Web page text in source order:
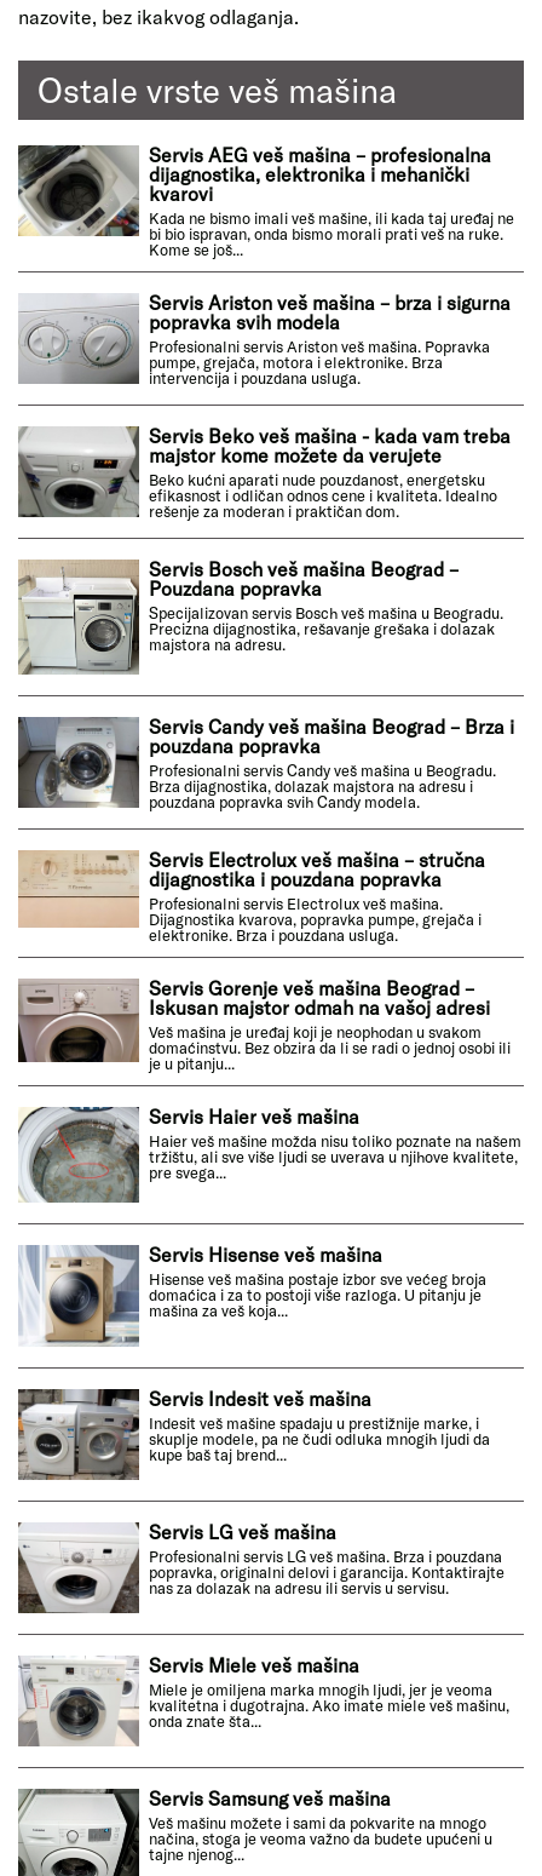
nazovite, bez ikakvog odlaganja.
Ostale vrste veš mašina
Servis AEG veš mašina – profesionalna
dijagnostika, elektronika i mehanički
kvarovi
Kada ne bismo imali veš mašine, ili kada taj uređaj ne
bi bio ispravan, onda bismo morali prati veš na ruke.
Kome se još...
Servis Ariston veš mašina – brza i sigurna
popravka svih modela
Profesionalni servis Ariston veš mašina. Popravka
pumpe, grejača, motora i elektronike. Brza
intervencija i pouzdana usluga.
Servis Beko veš mašina - kada vam treba
majstor kome možete da verujete
Beko kućni aparati nude pouzdanost, energetsku
efikasnost i odličan odnos cene i kvaliteta. Idealno
rešenje za moderan i praktičan dom.
Servis Bosch veš mašina Beograd –
Pouzdana popravka
Specijalizovan servis Bosch veš mašina u Beogradu.
Precizna dijagnostika, rešavanje grešaka i dolazak
majstora na adresu.
Servis Candy veš mašina Beograd – Brza i
pouzdana popravka
Profesionalni servis Candy veš mašina u Beogradu.
Brza dijagnostika, dolazak majstora na adresu i
pouzdana popravka svih Candy modela.
Servis Electrolux veš mašina – stručna
dijagnostika i pouzdana popravka
Profesionalni servis Electrolux veš mašina.
Dijagnostika kvarova, popravka pumpe, grejača i
elektronike. Brza i pouzdana usluga.
Servis Gorenje veš mašina Beograd –
Iskusan majstor odmah na vašoj adresi
Veš mašina je uređaj koji je neophodan u svakom
domaćinstvu. Bez obzira da li se radi o jednoj osobi ili
je u pitanju...
Servis Haier veš mašina
Haier veš mašine možda nisu toliko poznate na našem
tržištu, ali sve više ljudi se uverava u njihove kvalitete,
pre svega...
Servis Hisense veš mašina
Hisense veš mašina postaje izbor sve većeg broja
domaćica i za to postoji više razloga. U pitanju je
mašina za veš koja...
Servis Indesit veš mašina
Indesit veš mašine spadaju u prestižnije marke, i
skuplje modele, pa ne čudi odluka mnogih ljudi da
kupe baš taj brend...
Servis LG veš mašina
Profesionalni servis LG veš mašina. Brza i pouzdana
popravka, originalni delovi i garancija. Kontaktirajte
nas za dolazak na adresu ili servis u servisu.
Servis Miele veš mašina
Miele je omiljena marka mnogih ljudi, jer je veoma
kvalitetna i dugotrajna. Ako imate miele veš mašinu,
onda znate šta...
Servis Samsung veš mašina
Veš mašinu možete i sami da pokvarite na mnogo
načina, stoga je veoma važno da budete upućeni u
tajne njenog...